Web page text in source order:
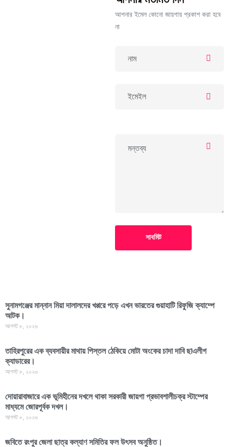
আপনার ইমেল কোনো জায়গায় প্রকাশ করা হবে
না
সাবমিট
সুনামগঞ্জের মান্নান মিয়া দালালদের খপ্পরে পড়ে এখন ভারতের গুয়াহাটি রিফুজি ক্যাম্পে
আটক।
আগস্ট ৮, ২০২৬
তাহিরপুরের এক ব্যবসায়ীর মাথায় পিস্তল ঠেকিয়ে মোটা অংকের চাদা দাবি ছাএলীগ
ক্যাডারের।
আগস্ট ৮, ২০২৬
দোয়ারাবাজারে এক ভূমিহীনের দখলে থাকা সরকারী জায়গা প্রভাবশালীচক্র স্টাম্পের
মাধ্যমে জোরপূর্বক দখল।
আগস্ট ৮, ২০২৬
জবিতে রংপুর জেলা ছাত্র কল্যাণ সমিতির ফল উৎসব অনুষ্ঠিত।